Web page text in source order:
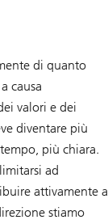
di quanto
causa
valori e dei
diventare più
più chiara.
ad
attivamente a
stiamo